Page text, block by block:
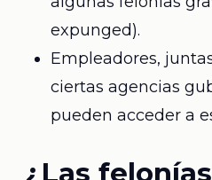
expunged).
Empleadores,
ciertas agencias
pueden acceder a
¿Las felonías